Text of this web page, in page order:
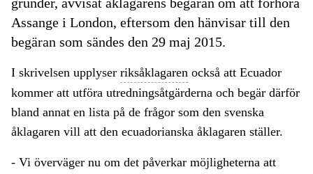
Assange i London, eftersom den hänvisar till den
begäran som sändes den 29 maj 2015.
I skrivelsen upplyser riksåklagaren också att Ecuador
kommer att utföra utredningsåtgärderna och begär därför
bland annat en lista på de frågor som den svenska
åklagaren vill att den ecuadorianska åklagaren ställer.
- Vi överväger nu om det påverkar möjligheterna att